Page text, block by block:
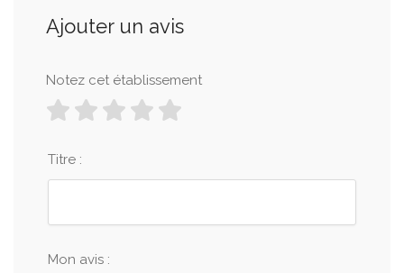
Ajouter un avis
Notez cet établissement
Titre :
Mon avis :